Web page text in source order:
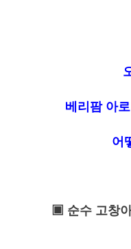
베리팜 아
어
▣ 순수 고창